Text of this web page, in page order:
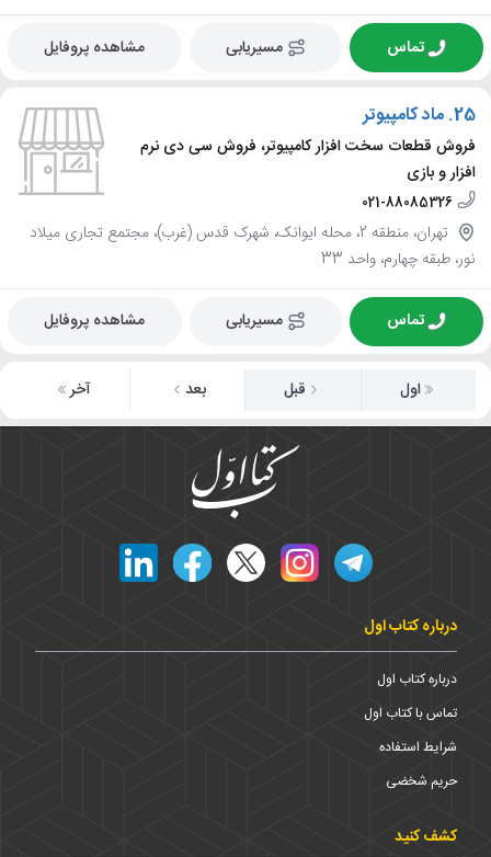
تماس مسیریابی مشاهده پروفایل
25. ماد کامپیوتر
فروش قطعات سخت افزار کامپیوتر، فروش سی دی نرم
افزار و بازی
021-88085326
تهران، منطقه 2، محله ایوانک، شهرک قدس (غرب)، مجتمع تجاری میلاد
نور، طبقه چهارم، واحد 33
تماس مسیریابی مشاهده پروفایل
اول قبل بعد آخر
درباره کتاب اول
درباره کتاب اول
تماس با کتاب اول
شرایط استفاده
حریم شخضی
کشف کنید